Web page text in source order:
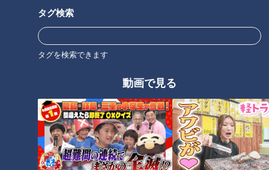
タグ検索
タグを検索できます
動画で見る
ほぼ三重・津市 白山町だけ愛さ
れフード『大海老フライ定食』
をいただきます！【愛されフー
味とは
タグ
三重 加藤愛
オススメ関連コンテンツ